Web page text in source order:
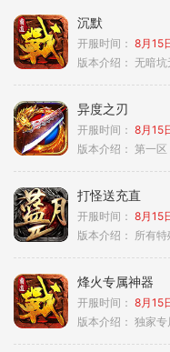
沉默
开服时间： 8月15
版本介绍： 无暗坑
异度之刃
开服时间： 8月15
版本介绍： 第一区
打怪送充直
开服时间： 8月15
版本介绍： 所有特
烽火专属神器
开服时间： 8月15
版本介绍： 独家专